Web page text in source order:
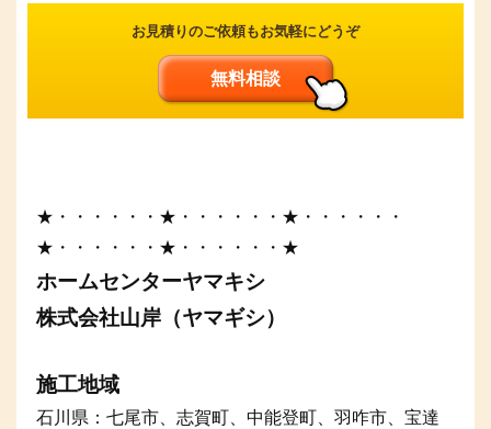
お見積りのご依頼もお気軽にどうぞ
無料相談
★・・・・・・★・・・・・・★・・・・・・
★・・・・・・★・・・・・・★
ホームセンターヤマキシ
株式会社山岸（ヤマギシ）
施工地域
石川県：七尾市、志賀町、中能登町、羽咋市、宝達